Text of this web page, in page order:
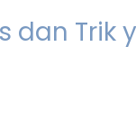
dan Trik